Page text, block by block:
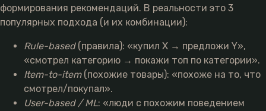
формирования рекомендаций. В реальности это 3
популярных подхода (и их комбинации):
Rule-based(правила): «купил X → предложи Y»,
«смотрел категорию → покажи топ по категории».
Item-to-item(похожие товары): «похоже на то, что
смотрел/покупал».
User-based / ML: «люди с похожим поведением